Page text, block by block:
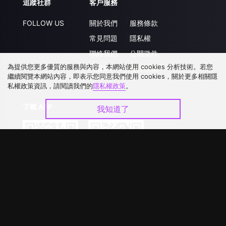
追蹤社群
FOLLOW US
客戶服務
關於我們
常見問題
聯絡我們
升級VIP
服務條款
隱私權
公開徵件
合作洽談
為提供您更多優質的服務與內容，本網站使用 cookies 分析技術。若您
繼續閱覽本網站內容，即表示您同意我們使用 cookies，關於更多相關隱
私權政策資訊，請閱讀我們的隱私權政策。
我知道了